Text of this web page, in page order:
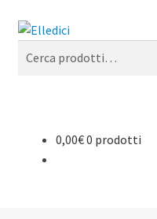
Vai
navigazione
Vai
contenuto
Cerca
Libreria Online
0,00€0 prodotti